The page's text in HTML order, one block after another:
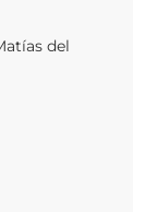
del